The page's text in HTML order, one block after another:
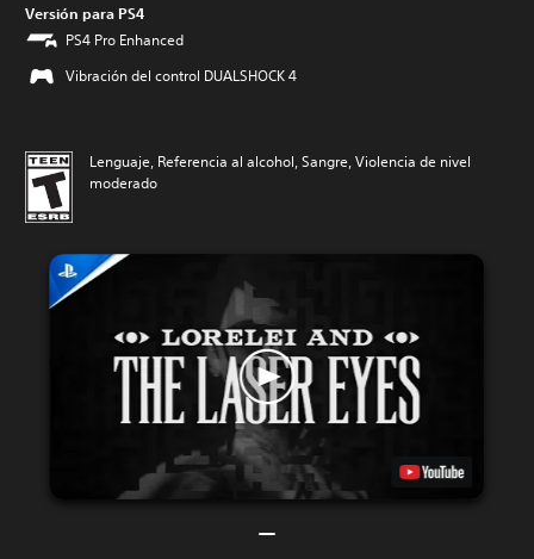
Versión para PS4
PS4 Pro Enhanced
Vibración del control DUALSHOCK 4
Lenguaje, Referencia al alcohol, Sangre, Violencia de nivel
moderado